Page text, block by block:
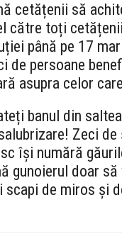
cetățenii să
către toți
până pe 17
de persoane
asupra celor
banul din
Zeci
își numără
gunoierul doar
de miros și